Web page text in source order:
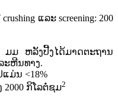
ແລະ screening: 200
ມ ຫລັງປີ້ງໄດ້ມາດຕະຖານ
ະຫີນທາງ.
ມ່ນ <18%
ກິ​ໂລ​ຕໍ່​ຊມ​2